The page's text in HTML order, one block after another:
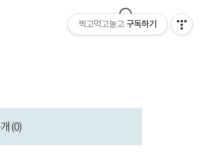
(0)
찍고먹고놀고 구독하기